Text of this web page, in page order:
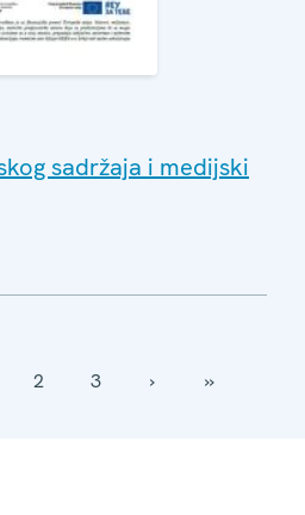
sadržaja i medijski
2 3 › ››